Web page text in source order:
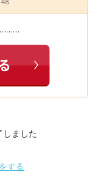
………
ました
する